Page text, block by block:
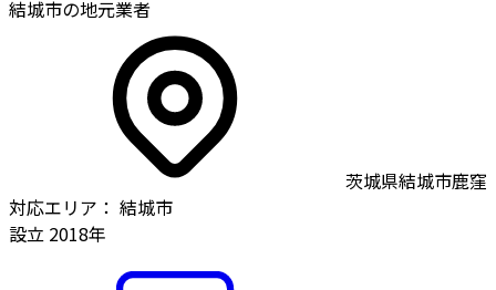
結城市の地元業者
茨城県結城市鹿窪
対応エリア： 結城市
設立 2018年